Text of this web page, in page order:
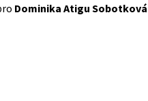
Dominika Atigu Sobotková